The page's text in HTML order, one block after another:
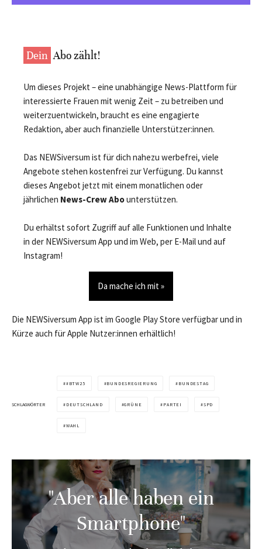
Dein Abo zählt!
Um dieses Projekt – eine unabhängige News-Plattform für
interessierte Frauen mit wenig Zeit – zu betreiben und
weiterzuentwickeln, braucht es eine engagierte
Redaktion, aber auch finanzielle Unterstützer:innen.
Das NEWSiversum ist für dich nahezu werbefrei, viele
Angebote stehen kostenfrei zur Verfügung. Du kannst
dieses Angebot jetzt mit einem monatlichen oder
jährlichen News-Crew Abounterstützen.
Du erhältst sofort Zugriff auf alle Funktionen und Inhalte
in der NEWSiversum App und im Web, per E-Mail und auf
Instagram!
Da mache ich mit »
Die NEWSiversum App ist im Google Play Store verfügbar und in
Kürze auch für Apple Nutzer:innen erhältlich!
SCHLAGWÖRTER
#BTW25 BUNDESREGIERUNG BUNDESTAG
DEUTSCHLAND GRÜNE PARTEI SPD
WAHL
"Aber alle haben ein
Smartphone"